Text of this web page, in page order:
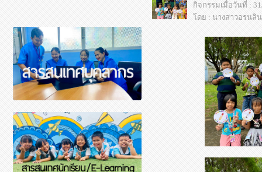
กิจกรรมเมื่อวันที่ :
โดย : นางสาวอรนลิ